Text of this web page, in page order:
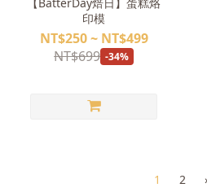
印模
NT$250 ~ NT$499
NT$699 -34%
1 2